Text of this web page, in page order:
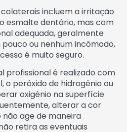
incluem a irritação
esmalte dentário, mas com
adequada, geralmente
ou nenhum incômodo,
é muito seguro.
profissional é realizado com
o peróxido de hidrogênio ou
oxigênio na superfície
alterar a cor
age de maneira
retira as eventuais